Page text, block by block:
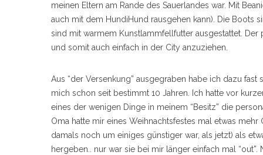
meinen Eltern am Rande des Sauerlandes war. Mit
auch mit dem HundiHund rausgehen kann). Die Boots
sind mit warmem Kunstlammfellfutter ausgestattet.
und somit auch einfach in der City anzuziehen.
Aus “der Versenkung” ausgegraben habe ich dazu
mich schon seit bestimmt 10 Jahren. Ich hatte vor
eines der wenigen Dinge in meinem “Besitz” die
Oma hatte mir eines Weihnachtsfestes mal etwas
damals noch um einiges günstiger war, als jetzt) als
hergeben.. nur war sie bei mir länger einfach mal